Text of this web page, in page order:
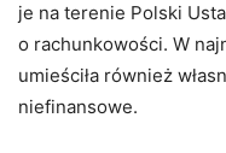
je na terenie Polski
o rachunkowości. W
umieściła również
niefinansowe.